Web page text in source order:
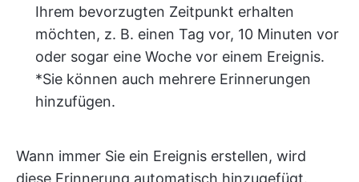
Ihrem bevorzugten Zeitpunkt erhalten
möchten, z. B. einen Tag vor, 10 Minuten vor
oder sogar eine Woche vor einem Ereignis.
*Sie können auch mehrere Erinnerungen
hinzufügen.
Wann immer Sie ein Ereignis erstellen, wird
diese Erinnerung automatisch hinzugefügt.